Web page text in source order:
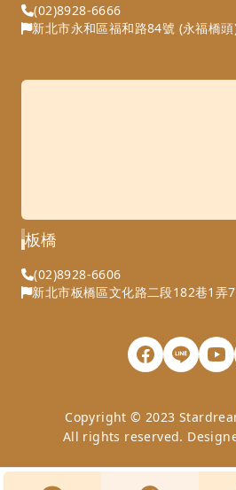
(02)8928-6666
新北市永和區福和路84號 (永福橋
板橋
(02)8928-6606
新北市板橋區文化路二段182巷1弄
Copyright © 2023
All rights reserved.